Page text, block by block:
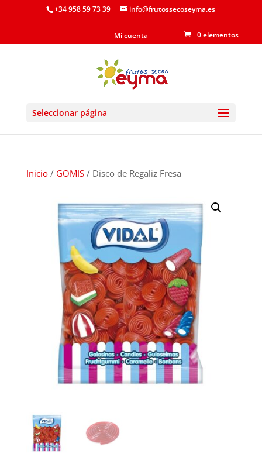
+34 958 59 73 39 info@frutossecoseyma.es
Mi cuenta 0 elementos
Seleccionar página
Inicio/ GOMIS/ Disco de Regaliz Fresa